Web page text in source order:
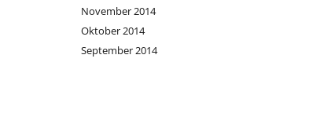
November 2014
Oktober 2014
September 2014